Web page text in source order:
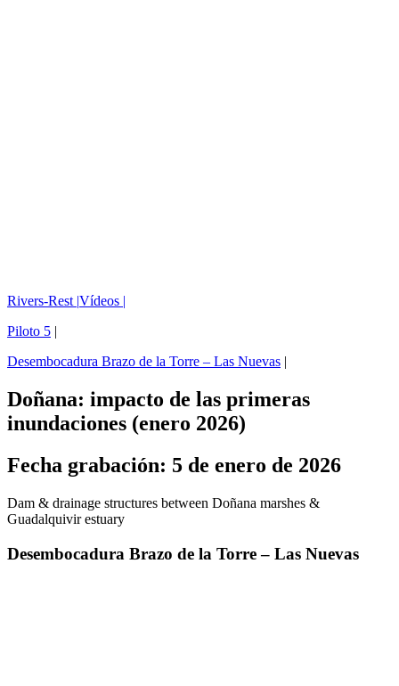
Rivers-Rest |Vídeos |
Piloto 5 |
Desembocadura Brazo de la Torre – Las Nuevas |
Doñana: impacto de las primeras
inundaciones (enero 2026)
Fecha grabación: 5 de enero de 2026
Dam & drainage structures between Doñana marshes &
Guadalquivir estuary
Desembocadura Brazo de la Torre – Las Nuevas